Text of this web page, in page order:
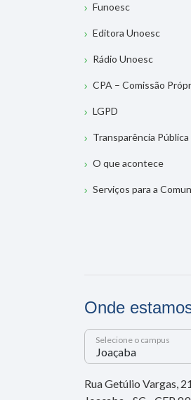
Funoesc
Editora Unoesc
Rádio Unoesc
CPA – Comissão
LGPD
Transparência Pública
O que acontece
Serviços para a
Onde
Selecione o campus
Rua Getúlio Vargas,